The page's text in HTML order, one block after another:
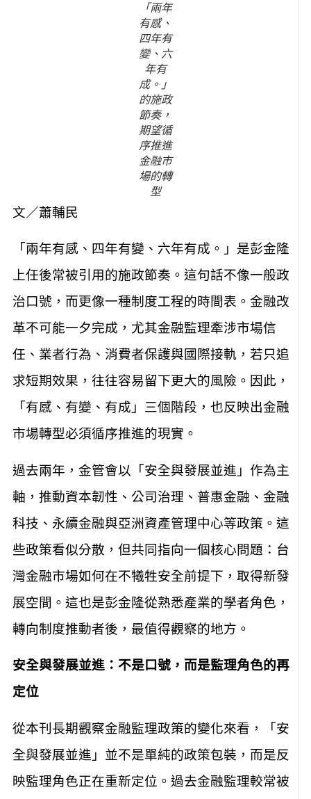
「兩年
有感、
四年有
變、六
年有
成。」
的施政
節奏，
期望循
序推進
金融市
場的轉
型
文／蕭輔民
「兩年有感、四年有變、六年有成。」是彭金隆
上任後常被引用的施政節奏。這句話不像一般政
治口號，而更像一種制度工程的時間表。金融改
革不可能一夕完成，尤其金融監理牽涉市場信
任、業者行為、消費者保護與國際接軌，若只追
求短期效果，往往容易留下更大的風險。因此，
「有感、有變、有成」三個階段，也反映出金融
市場轉型必須循序推進的現實。
過去兩年，金管會以「安全與發展並進」作為主
軸，推動資本韌性、公司治理、普惠金融、金融
科技、永續金融與亞洲資產管理中心等政策。這
些政策看似分散，但共同指向一個核心問題：台
灣金融市場如何在不犧牲安全前提下，取得新發
展空間。這也是彭金隆從熟悉產業的學者角色，
轉向制度推動者後，最值得觀察的地方。
安全與發展並進：不是口號，而是監理角色的再
定位
從本刊長期觀察金融監理政策的變化來看，「安
全與發展並進」並不是單純的政策包裝，而是反
映監理角色正在重新定位。過去金融監理較常被